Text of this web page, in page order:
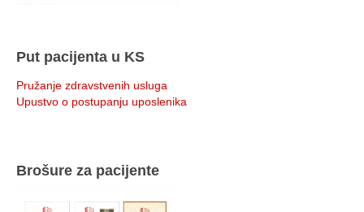
Put pacijenta u KS
Pružanje zdravstvenih usluga
Upustvo o postupanju uposlenika
Brošure za pacijente